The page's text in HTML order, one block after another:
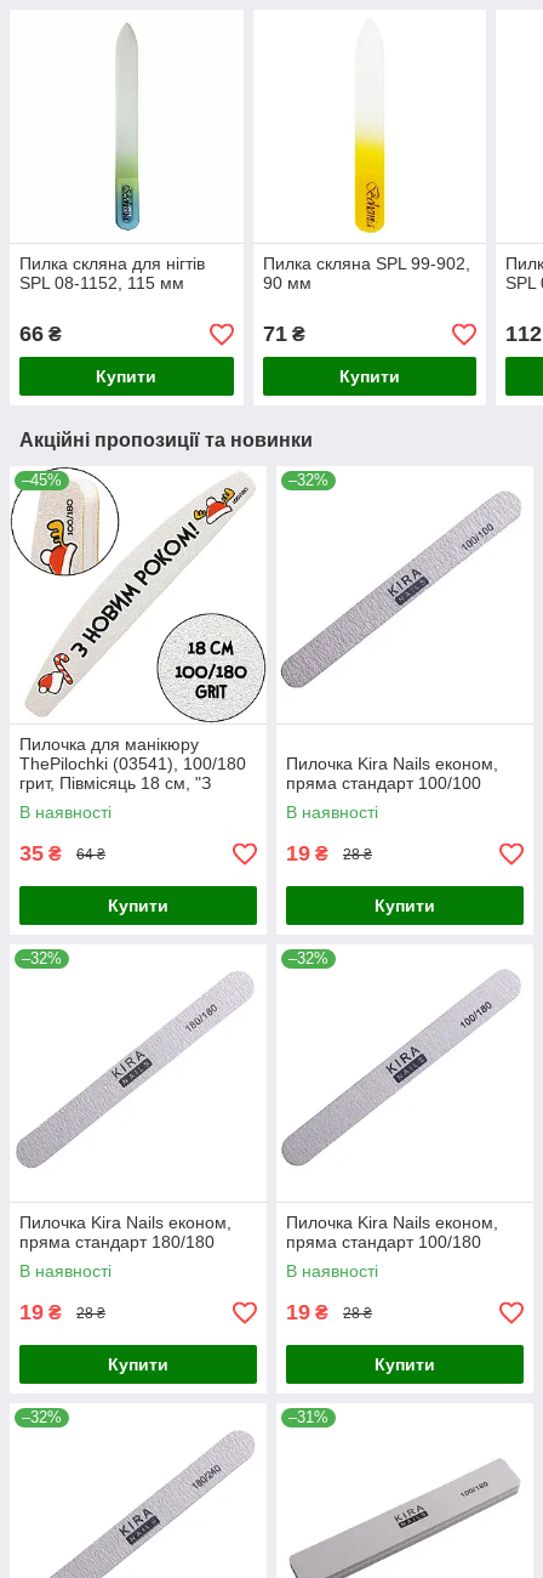
Пилка скляна для нігтів
SPL 08-1152, 115 мм
66 ₴
Купити
Пилка скляна SPL 99-902,
90 мм
71₴
Купити
SPL
112
Акційні пропозиції та новинки
–45%
Пилочка для манікюру
ThePilochki (03541), 100/180
грит, Півмісяць 18 см, "З
Новим Роком"
В наявності
35 ₴ 64 ₴
Купити
–32%
Пилочка Kira Nails економ,
пряма стандарт 100/100
В наявності
19 ₴ 28 ₴
Купити
–32%
Пилочка Kira Nails економ,
пряма стандарт 180/180
В наявності
19 ₴ 28 ₴
Купити
–32%
Пилочка Kira Nails економ,
пряма стандарт 100/180
В наявності
19 ₴ 28 ₴
Купити
–32% –31%